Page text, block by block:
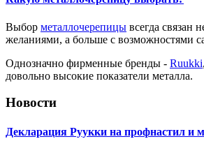
Выбор металлочерепицы всегда связан
желаниями, а больше с возможностями
Однозначно фирменные бренды - Ruukki,
довольно высокие показатели металла.
Новости
Декларация Руукки на профнастил и